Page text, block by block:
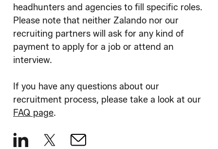
headhunters and agencies to fill specific roles.
Please note that neither Zalando nor our
recruiting partners will ask for any kind of
payment to apply for a job or attend an
interview.
If you have any questions about our
recruitment process, please take a look at our
FAQ page.